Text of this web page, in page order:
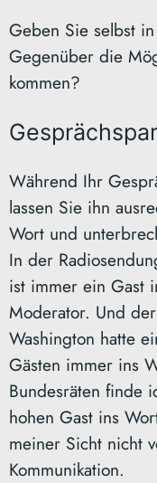
Geben Sie selbst
Gegenüber die
kommen?
Während Ihr
lassen Sie ihn
Wort und
In der
ist immer ein Gast
Moderator. Und
Washington hatte
Gästen immer ins
Bundesräten finde
hohen Gast ins
meiner Sicht nicht
Kommunikation.